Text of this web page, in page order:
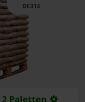
DE314
2 Paletten